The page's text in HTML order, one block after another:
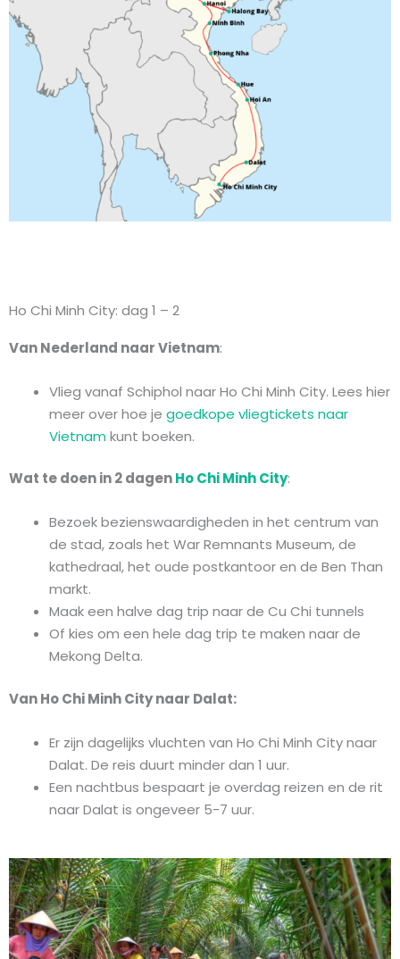
Ho Chi Minh City: dag 1 – 2
Van Nederland naar Vietnam:
Vlieg vanaf Schiphol naar Ho Chi Minh City. Lees hier
meer over hoe je goedkope vliegtickets naar
Vietnam kunt boeken.
Wat te doen in 2 dagenHo Chi Minh City:
Bezoek bezienswaardigheden in het centrum van
de stad, zoals het War Remnants Museum, de
kathedraal, het oude postkantoor en de Ben Than
markt.
Maak een halve dag trip naar de Cu Chi tunnels
Of kies om een hele dag trip te maken naar de
Mekong Delta.
Van Ho Chi Minh City naar Dalat:
Er zijn dagelijks vluchten van Ho Chi Minh City naar
Dalat. De reis duurt minder dan 1 uur.
Een nachtbus bespaart je overdag reizen en de rit
naar Dalat is ongeveer 5-7 uur.